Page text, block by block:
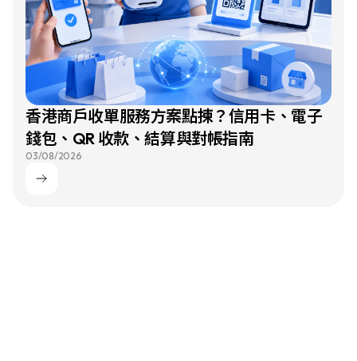
香港商戶收單服務方案點揀？信用卡、電子
錢包、QR 收款、結算與對帳指南
03/08/2026